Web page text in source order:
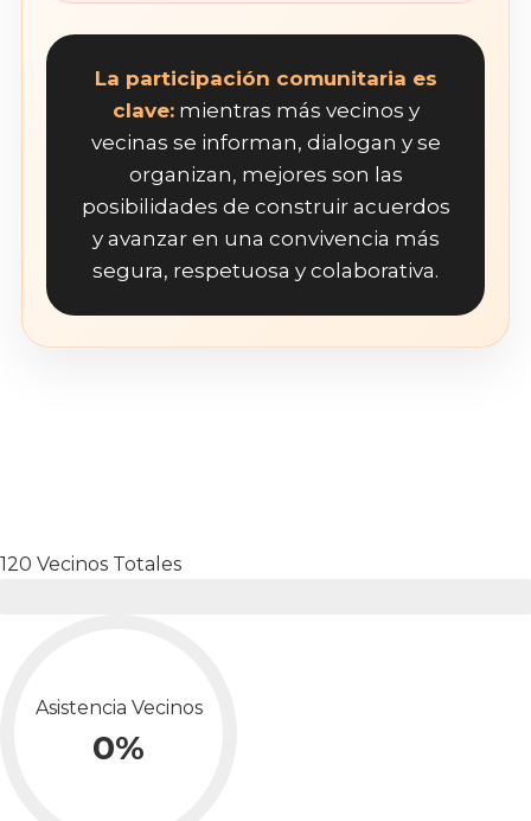
La participación comunitaria es
clave:mientras más vecinos y
vecinas se informan, dialogan y se
organizan, mejores son las
posibilidades de construir acuerdos
y avanzar en una convivencia más
segura, respetuosa y colaborativa.
120 Vecinos Totales
Asistencia Vecinos
0%